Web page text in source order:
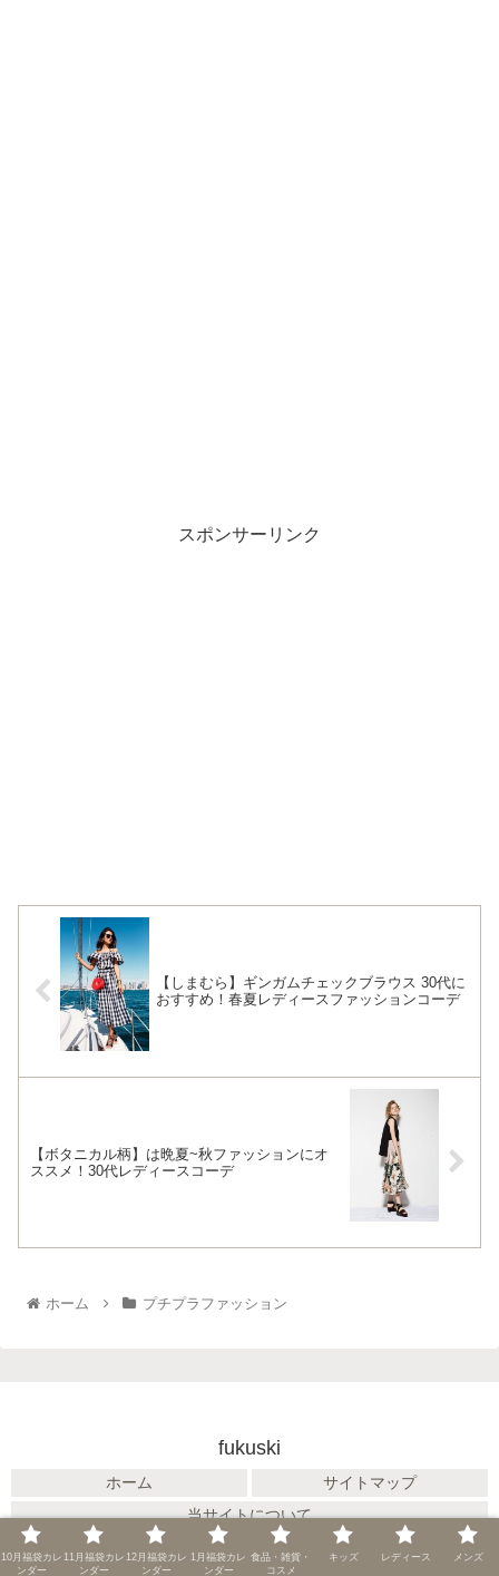
スポンサーリンク
【しまむら】ギンガムチェックブラウス 30代に
おすすめ！春夏レディースファッションコーデ
【ボタニカル柄】は晩夏~秋ファッションにオ
ススメ！30代レディースコーデ
ホーム プチプラファッション
fukuski
ホーム
サイトマップ
当サイトについて
© 2015 fukuski.
10月福袋カレ
ンダー
11月福袋カレ
ンダー
12月福袋カレ
ンダー
1月福袋カレ
ンダー
食品・雑貨・
コスメ
キッズ レディース メンズ